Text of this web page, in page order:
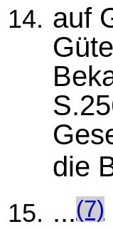
auf
die
...(7)